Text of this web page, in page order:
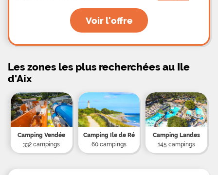
Voir l'offre
Les zones les plus recherchées au Ile
d'Aix
Camping Vendée
332 campings
Camping Ile de Ré
60 campings
Camping Landes
145 campings